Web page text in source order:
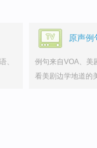
、
原声例
例句来自VOA、美
看美剧边学地道的